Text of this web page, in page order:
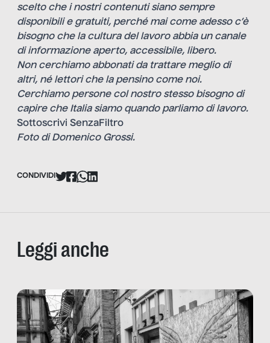
scelto che i nostri contenuti siano sempre
disponibili e gratuiti, perché mai come adesso c’è
bisogno che la cultura del lavoro abbia un canale
di informazione aperto, accessibile, libero.
Non cerchiamo abbonati da trattare meglio di
altri, né lettori che la pensino come noi.
Cerchiamo persone col nostro stesso bisogno di
capire che Italia siamo quando parliamo di lavoro.
Sottoscrivi SenzaFiltro
Foto di Domenico Grossi.
CONDIVIDI
Leggi anche